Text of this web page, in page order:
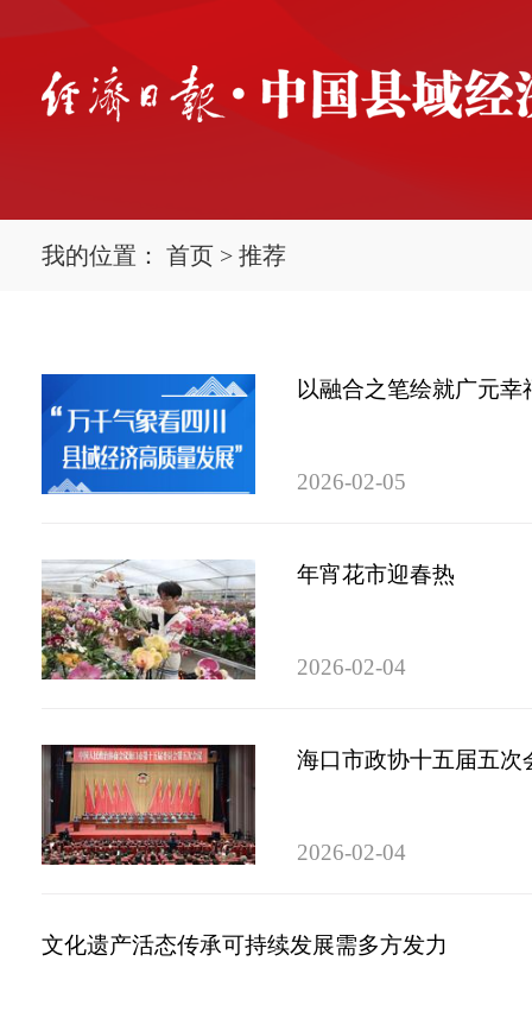
我的位置： 首页 > 推荐
以融合之笔绘就广元幸
2026-02-05
年宵花市迎春热
2026-02-04
海口市政协十五届五次
2026-02-04
文化遗产活态传承可持续发展需多方发力